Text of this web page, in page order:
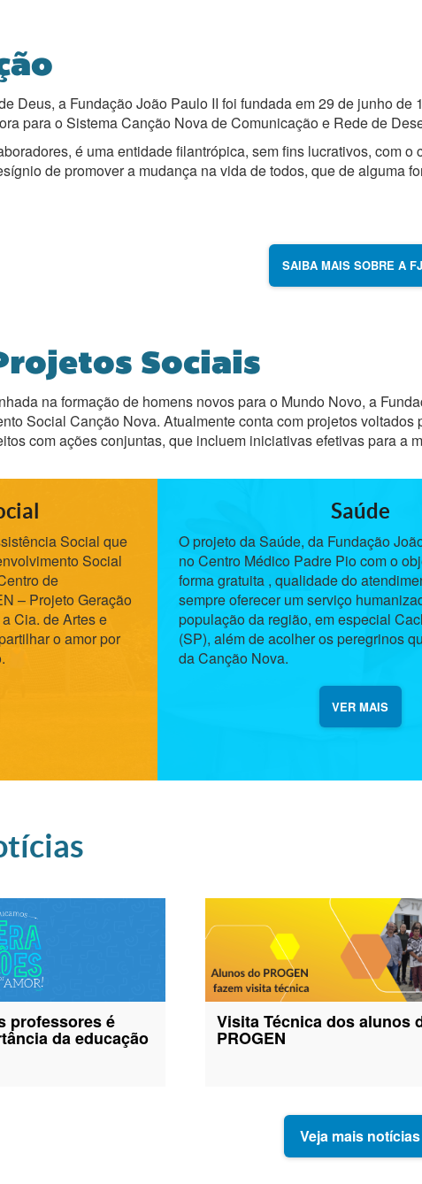
Deus, a Fundação João Paulo II foi fundada em 29 de junho
para o Sistema Canção Nova de Comunicação e Rede de
é uma entidade filantrópica, sem fins lucrativos, com
de promover a mudança na vida de todos, que de alguma
SAIBA MAIS SOBRE A
Sociais
na formação de homens novos para o Mundo Novo, a
Social Canção Nova. Atualmente conta com projetos
com ações conjuntas, que incluem iniciativas efetivas para a
Social que
Social
de
– Projeto Geração
Cia. de Artes e
o amor por
Saúde
O projeto da Saúde, da Fundação
no Centro Médico Padre Pio com o
forma gratuita , qualidade do
sempre oferecer um serviço
população da região, em especial
(SP), além de acolher os peregrinos
da Canção Nova.
VER MAIS
professores é
da educação
Visita Técnica dos alunos
PROGEN
Veja mais